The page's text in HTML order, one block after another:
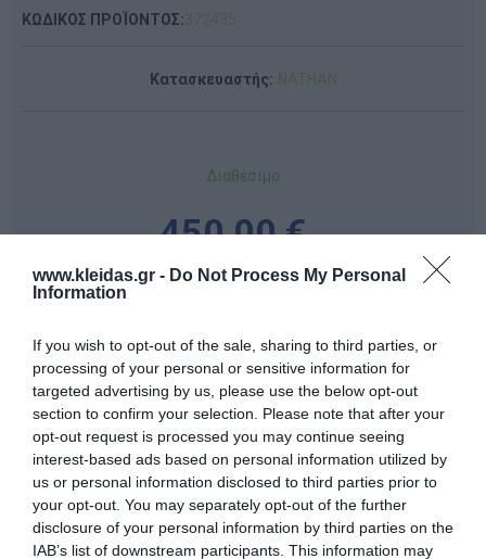
www.kleidas.gr - Do Not Process My Personal
Information
If you wish to opt-out of the sale, sharing to third parties, or
processing of your personal or sensitive information for
targeted advertising by us, please use the below opt-out
section to confirm your selection. Please note that after your
opt-out request is processed you may continue seeing
interest-based ads based on personal information utilized by
us or personal information disclosed to third parties prior to
your opt-out. You may separately opt-out of the further
disclosure of your personal information by third parties on the
IAB’s list of downstream participants. This information may
ΚΩΔΙΚΟΣ ΠΡΟΪΟΝΤΟΣ:372435
Κατασκευαστής: NATHAN
Διαθέσιμο
450,00 €
-
Προδιαγραφές προϊόντων
Επικοινωνία